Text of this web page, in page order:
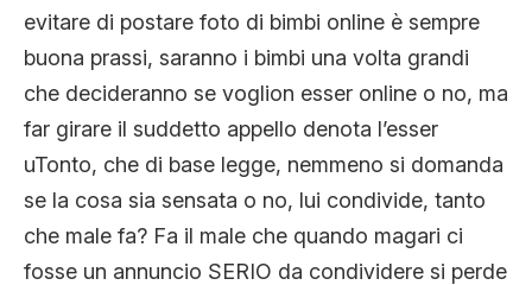
evitare di postare foto di bimbi online è sempre
buona prassi, saranno i bimbi una volta grandi
che decideranno se voglion esser online o no, ma
far girare il suddetto appello denota l’esser
uTonto, che di base legge, nemmeno si domanda
se la cosa sia sensata o no, lui condivide, tanto
che male fa? Fa il male che quando magari ci
fosse un annuncio SERIO da condividere si perde